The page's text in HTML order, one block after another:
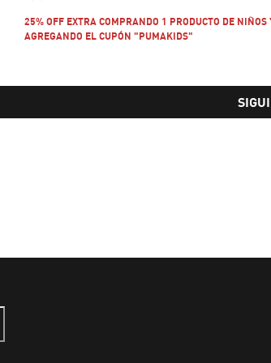
25% OFF EXTRA COMPRANDO 1 PRODUCTO DE NIÑOS
AGREGANDO EL CUPÓN "PUMAKIDS"